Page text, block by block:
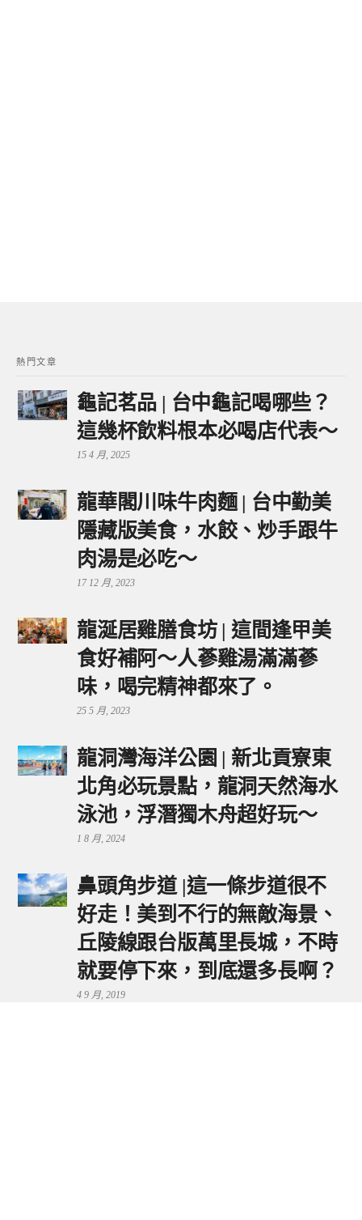
熱門文章
龜記茗品 | 台中龜記喝哪些？
這幾杯飲料根本必喝店代表～
15 4 月, 2025
龍華閣川味牛肉麵 | 台中勤美
隱藏版美食，水餃、炒手跟牛
肉湯是必吃～
17 12 月, 2023
龍涎居雞膳食坊 | 這間逢甲美
食好補阿～人蔘雞湯滿滿蔘
味，喝完精神都來了。
25 5 月, 2023
龍洞灣海洋公園 | 新北貢寮東
北角必玩景點，龍洞天然海水
泳池，浮潛獨木舟超好玩～
1 8 月, 2024
鼻頭角步道 |這一條步道很不
好走！美到不行的無敵海景、
丘陵線跟台版萬里長城，不時
就要停下來，到底還多長啊？
4 9 月, 2019